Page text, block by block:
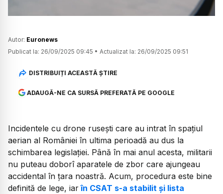
Autor: Euronews
Publicat la: 26/09/2025 09:45 • Actualizat la: 26/09/2025 09:51
DISTRIBUIȚI ACEASTĂ ȘTIRE
ADAUGĂ-NE CA SURSĂ PREFERATĂ PE GOOGLE
Incidentele cu drone rusești care au intrat în spațiul
aerian al României în ultima perioadă au dus la
schimbarea legislației. Până în mai anul acesta, militarii
nu puteau doborî aparatele de zbor care ajungeau
accidental în țara noastră. Acum, procedura este bine
definită de lege, iarîn CSAT s-a stabilit și lista